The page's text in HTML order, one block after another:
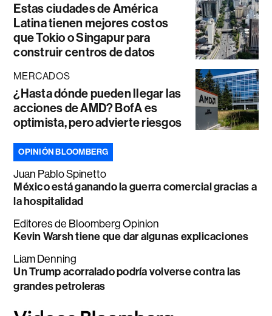
Estas ciudades de América
Latina tienen mejores costos
que Tokio o Singapur para
construir centros de datos
MERCADOS
¿Hasta dónde pueden llegar las
acciones de AMD? BofA es
optimista, pero advierte riesgos
OPINIÓN BLOOMBERG
Juan Pablo Spinetto
México está ganando la guerra comercial gracias a
la hospitalidad
Editores de Bloomberg Opinion
Kevin Warsh tiene que dar algunas explicaciones
Liam Denning
Un Trump acorralado podría volverse contra las
grandes petroleras